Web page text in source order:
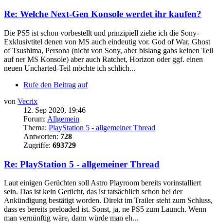
Re: Welche Next-Gen Konsole werdet ihr kaufen?
Die PS5 ist schon vorbestellt und prinzipiell ziehe ich die Sony-
Exklusivtitel denen von MS auch eindeutig vor. God of War, Ghost
of Tsushima, Persona (nicht von Sony, aber bislang gabs keinen Teil
auf ner MS Konsole) aber auch Ratchet, Horizon oder ggf. einen
neuen Uncharted-Teil möchte ich schlich...
Rufe den Beitrag auf
von Vecrix
12. Sep 2020, 19:46
Forum: Allgemein
Thema: PlayStation 5 - allgemeiner Thread
Antworten: 728
Zugriffe: 693729
Re: PlayStation 5 - allgemeiner Thread
Laut einigen Gerüchten soll Astro Playroom bereits vorinstalliert
sein. Das ist kein Gerücht, das ist tatsächlich schon bei der
Ankündigung bestätigt worden. Direkt im Trailer steht zum Schluss,
dass es bereits preloaded ist. Sonst, ja, ne PS5 zum Launch. Wenn
man vernünftig wäre, dann würde man eh...